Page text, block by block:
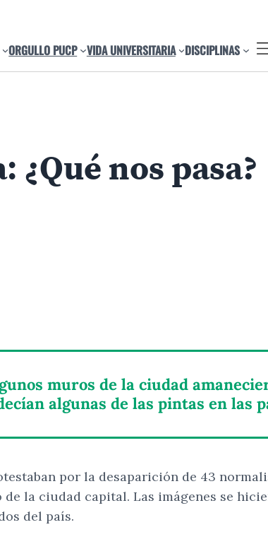
ORGULLO PUCP VIDA UNIVERSITARIA DISCIPLINAS
nos pasa?
muros de la ciudad
algunas de las pintas en las
por la desaparición de 43
la ciudad capital. Las imágenes se
del país.